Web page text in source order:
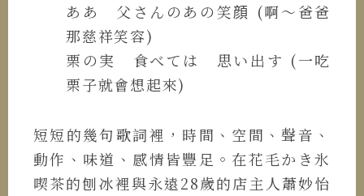
ああ 父さんのあの笑顔 (啊～爸爸
那慈祥笑容)
栗の実 食べては 思い出す (一吃
栗子就會想起來)
短短的幾句歌詞裡，時間、空間、聲音、
動作、味道、感情皆豐足。在花毛かき氷
喫茶的刨冰裡與永遠28歲的店主人蕭妙怡